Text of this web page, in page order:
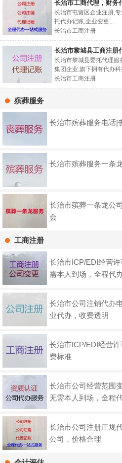
长治市工商代理，财务
长治市屯留区企业注册,
托代办记账,企业变更,...
长治市工商注册
长治市黎城县工商注册
司
长治市黎城县委托代理服
集团企业,旗下拥有代办科
长治市工商注册
殡葬服务
长治市殡葬服务电话|
长治市殡葬服务一条
长治市殡葬一条龙公
会
工商注册
长治市ICP/EDI经营
需本人到场，全程代
长治市公司注销代办
业代办，收费透明
长治市ICP/EDI经营
费标准
长治市公司经营范围
无需本人到场，全程
长治市公司注册正规
公司，价格合理